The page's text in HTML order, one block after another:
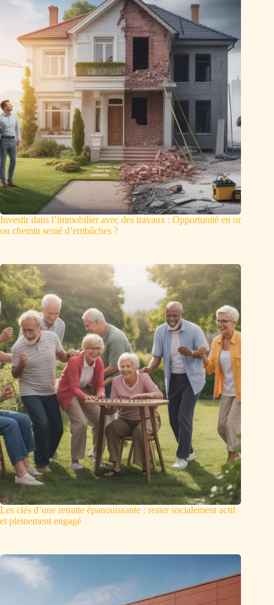
Investir dans l’immobilier avec des travaux : Opportunité en or
ou chemin semé d’embûches ?
Les clés d’une retraite épanouissante : rester socialement actif
et pleinement engagé